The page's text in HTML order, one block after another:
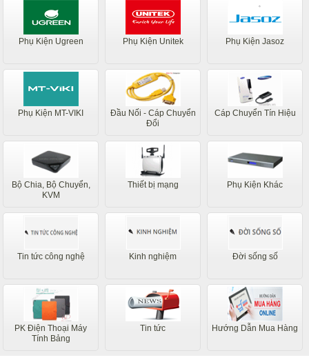
Phụ Kiện Ugreen Phụ Kiện Unitek Phụ Kiện Jasoz
Phụ Kiện MT-VIKI
Đầu Nối - Cáp Chuyển
Đổi
Cáp Chuyển Tín Hiệu
Bộ Chia, Bộ Chuyển,
KVM
Thiết bị mạng Phụ Kiện Khác
Tin tức công nghệ Kinh nghiệm Đời sống số
PK Điện Thoại Máy
Tính Bảng
Tin tức Hướng Dẫn Mua Hàng